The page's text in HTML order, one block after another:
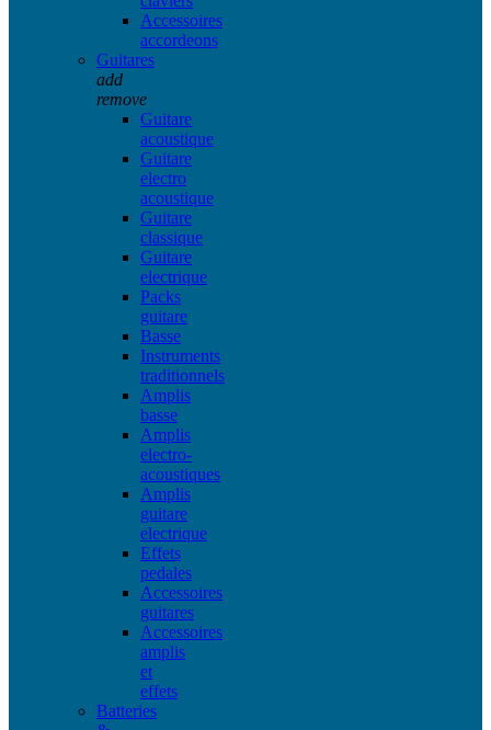
Accessoires
accordeons
Guitares
add
remove
Guitare
acoustique
Guitare
electro
acoustique
Guitare
classique
Guitare
electrique
Packs
guitare
Basse
Instruments
traditionnels
Amplis
basse
Amplis
electro-
acoustiques
Amplis
guitare
electrique
Effets
pedales
Accessoires
guitares
Accessoires
amplis
et
effets
Batteries